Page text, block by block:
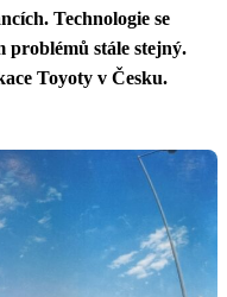
Technologie se
problémů stále stejný.
Toyoty v Česku.